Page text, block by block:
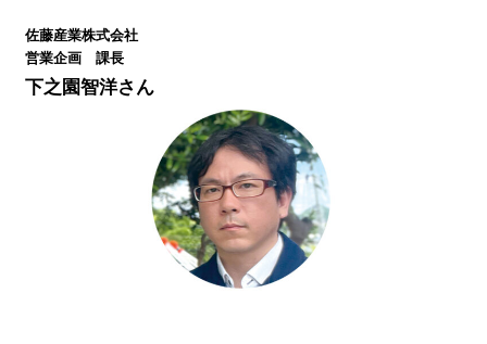
佐藤産業株式会社
営業企画 課長
下之園智洋さん